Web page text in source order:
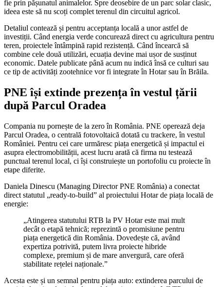
fie prin pășunatul animalelor. Spre deosebire de un parc solar clasic,
ideea este să nu scoți complet terenul din circuitul agricol.
Detaliul contează și pentru acceptanța locală a unor astfel de
investiții. Când energia verde concurează direct cu agricultura pentru
teren, proiectele întâmpină rapid rezistență. Când încearcă să
combine cele două utilizări, ecuația devine mai ușor de susținut
economic. Datele publicate până acum nu indică însă ce culturi sau
ce tip de activități zootehnice vor fi integrate în Hotar sau în Brăila.
PNE își extinde prezența în vestul țării
după Parcul Oradea
Compania nu pornește de la zero în România. PNE operează deja
Parcul Oradea, o centrală fotovoltaică dotată cu trackere, în vestul
României. Pentru cei care urmăresc piața energetică și impactul ei
asupra electromobilității, acest lucru arată că firma nu testează
punctual terenul local, ci își construiește un portofoliu cu proiecte în
etape diferite.
Daniela Dinescu (Managing Director PNE România) a conectat
direct statutul „ready-to-build” al proiectului Hotar de piața locală de
energie:
„Atingerea statutului RTB la PV Hotar este mai mult
decât o etapă tehnică; reprezintă o promisiune pentru
piața energetică din România. Dovedește că, având
expertiza potrivită, putem livra proiecte hibride
complexe, premium și de mare anvergură, care oferă
stabilitate rețelei naționale.”
Acesta este și un semnal pentru piața auto: extinderea parcului de